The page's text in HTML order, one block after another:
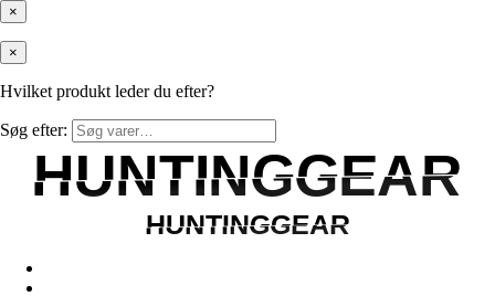
×
×
Hvilket produkt leder du efter?
Søg efter:
HUNTINGGEAR
HUNTINGGEAR
HUNTINGGEAR
HUNTINGGEAR